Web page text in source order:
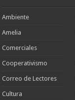
Ambiente
Amelia
Comerciales
Cooperativismo
Correo de Lectores
Cultura